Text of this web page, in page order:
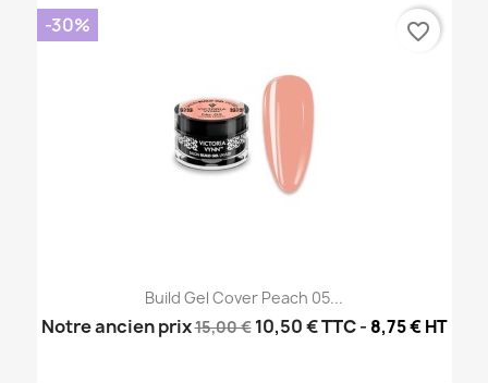
Build Gel Cover Peach 05...
Notre ancien prix15,00 € 10,50 €TTC- 8,75 € HT
-30% favorite_border